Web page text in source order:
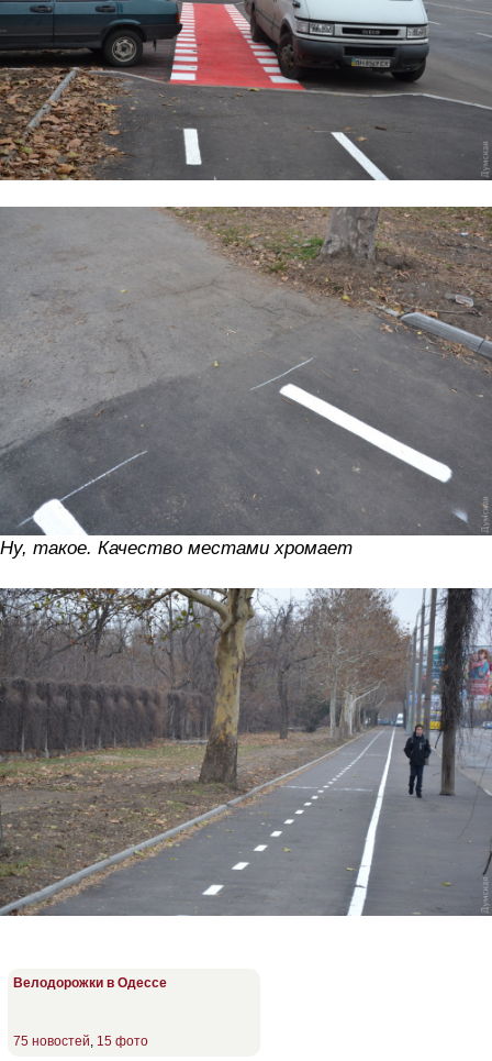
Ну, такое. Качество местами хромает
Велодорожки в Одессе
75 новостей, 15 фото